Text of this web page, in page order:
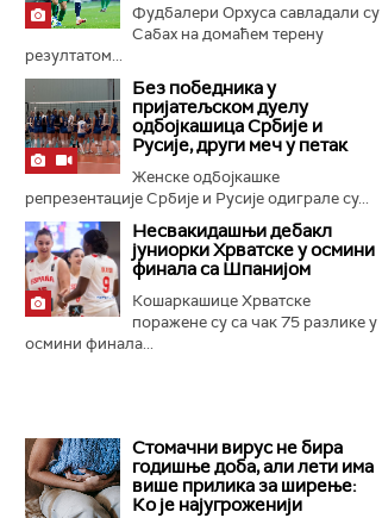
Фудбалери Орхуса савладали су
Сабах на домаћем терену
резултатом...
Без победника у
пријатељском дуелу
одбојкашица Србије и
Русије, други меч у петак
Женске одбојкашке
репрезентације Србије и Русије одиграле су...
Несвакидашњи дебакл
јуниорки Хрватске у осмини
финала са Шпанијом
Кошаркашице Хрватске
поражене су са чак 75 разлике у
осмини финала...
Стомачни вирус не бира
годишње доба, али лети има
више прилика за ширење:
Ко је најугроженији